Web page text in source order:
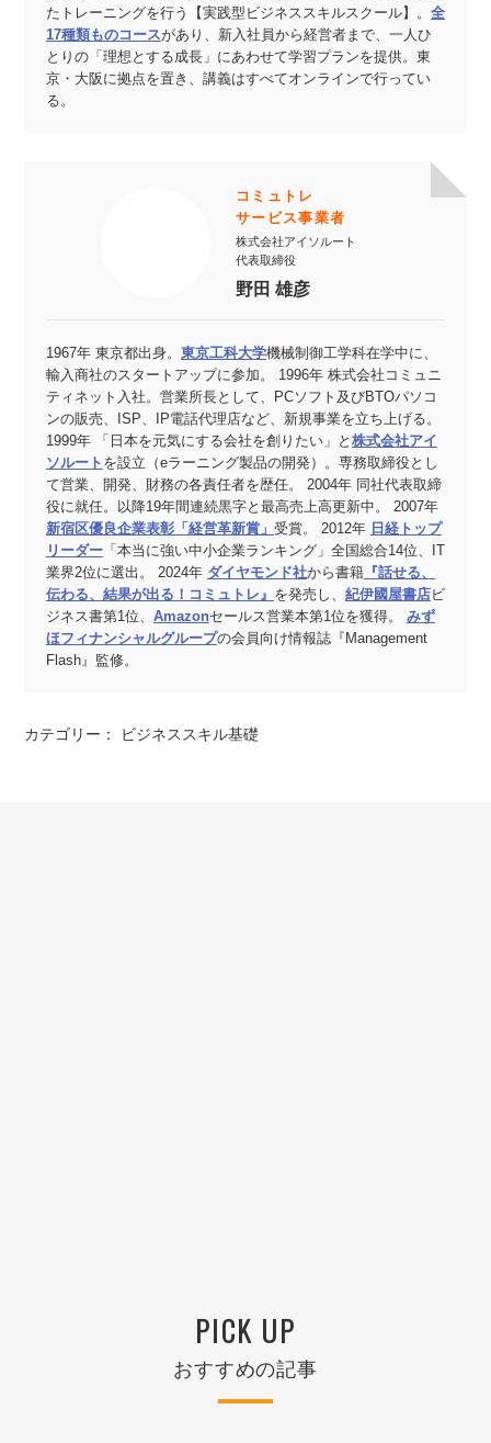
たトレーニングを行う【実践型ビジネススキルスクール】。 全
17種類ものコースがあり、新入社員から経営者まで、一人ひ
とりの「理想とする成長」にあわせて学習プランを提供。東
京・大阪に拠点を置き、講義はすべてオンラインで行ってい
る。
コミュトレ
サービス事業者
株式会社アイソルート
代表取締役
野田 雄彦
1967年 東京都出身。 東京工科大学機械制御工学科在学中に、
輸入商社のスタートアップに参加。 1996年 株式会社コミュニ
ティネット入社。営業所長として、PCソフト及びBTOパソコ
ンの販売、ISP、IP電話代理店など、新規事業を立ち上げる。
1999年 「日本を元気にする会社を創りたい」と 株式会社アイ
ソルート を設立（eラーニング製品の開発）。専務取締役とし
て営業、開発、財務の各責任者を歴任。 2004年 同社代表取締
役に就任。以降19年間連続黒字と最高売上高更新中。 2007年
新宿区優良企業表彰「経営革新賞」 受賞。 2012年 日経トップ
リーダー「本当に強い中小企業ランキング」全国総合14位、IT
業界2位に選出。 2024年 ダイヤモンド社から書籍『話せる、
伝わる、結果が出る！コミュトレ』 を発売し、 紀伊國屋書店ビ
ジネス書第1位、 Amazonセールス営業本第1位を獲得。 みず
ほフィナンシャルグループの会員向け情報誌『Management
Flash』監修。
カテゴリー： ビジネススキル基礎
PICK UP
おすすめの記事